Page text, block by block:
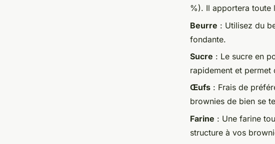
%). Il apportera toute
Beurre : Utilisez du
fondante.
Sucre : Le sucre en
rapidement et permet
Œufs : Frais de
brownies de bien se
Farine : Une farine
structure à vos